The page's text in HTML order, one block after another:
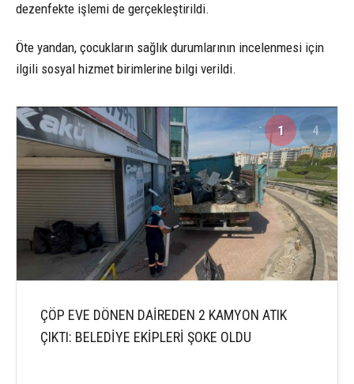
dezenfekte işlemi de gerçekleştirildi.
Öte yandan, çocukların sağlık durumlarının incelenmesi için
ilgili sosyal hizmet birimlerine bilgi verildi.
1 4
ÇÖP EVE DÖNEN DAİREDEN 2 KAMYON ATIK
ÇIKTI: BELEDİYE EKİPLERİ ŞOKE OLDU